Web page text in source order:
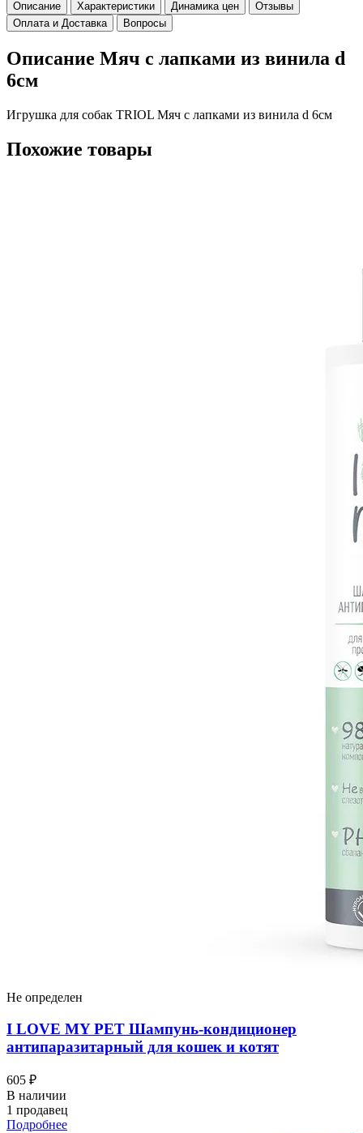
Описание Характеристики Динамика цен
Отзывы
Оплата и Доставка
Вопросы
Описание Мяч с лапками из винила d
6см
Игрушка для собак TRIOL Мяч с лапками из винила d 6см
Похожие товары
Не определен
I LOVЕ MY PET Шампунь-кондиционер
антипаразитарный для кошек и котят
605 ₽
В наличии
1 продавец
Подробнее